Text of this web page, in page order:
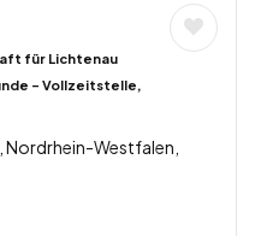
für Lichtenau
– Vollzeitstelle,
Nordrhein-Westfalen,